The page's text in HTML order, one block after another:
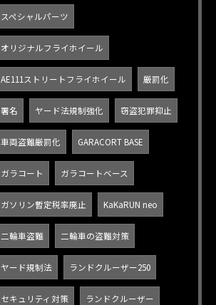
スペシャルパーツ
オリジナルフライホイール
AE111ストリートフライホイール 厳罰化
署名 ヤード法規制強化 窃盗犯罪抑止
車両盗難厳罰化 GARACORT BASE
ガラコート ガラコートベース
ガソリン暫定税率廃止 KaKaRUN neo
二輪車盗難 二輪車の盗難対策
ヤード規制法 ランドクルーザー250
セキュリティ対策 ランドクルーザー